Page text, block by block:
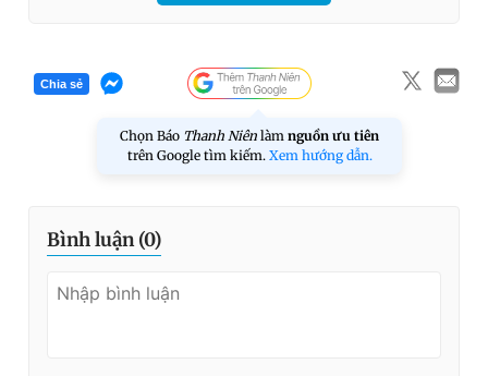
Chia sẻ
Chọn Báo Thanh Niên làm nguồn ưu tiên
trên Google tìm kiếm. Xem hướng dẫn.
Bình luận (0)